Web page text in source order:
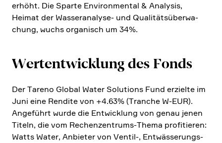
erhöht. Die Sparte Environ­mental & Analysis,
Heimat der Wasser­ana­lyse- und Quali­täts­über­wa­
chung, wuchs organisch um 34%.
Wertent­wick­lung des Fonds
Der Tareno Global Water Solutions Fund erzielte im
Juni eine Rendite von +4.63% (Tranche W‑EUR).
Angeführt wurde die Entwick­lung von genau jenen
Titeln, die vom Rechen­zen­trums-Thema profi­tieren:
Watts Water, Anbieter von Ventil‑, Entwäs­se­rungs-